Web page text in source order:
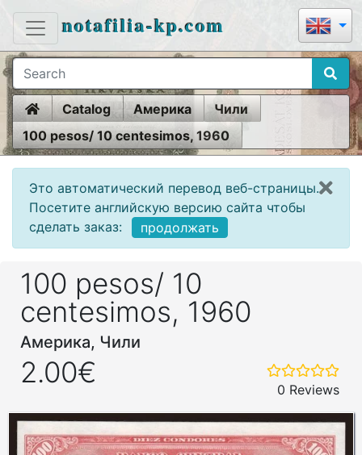
notafilia-kp.com
HomeCatalog Америка
Чили
100 pesos/ 10 centesimos, 1960
Это автоматический перевод веб-страницы.
Посетите английскую версию сайта чтобы
сделать заказ:
продолжать
100 pesos/ 10
centesimos, 1960
Америка, Чили
2.00€
0 Reviews